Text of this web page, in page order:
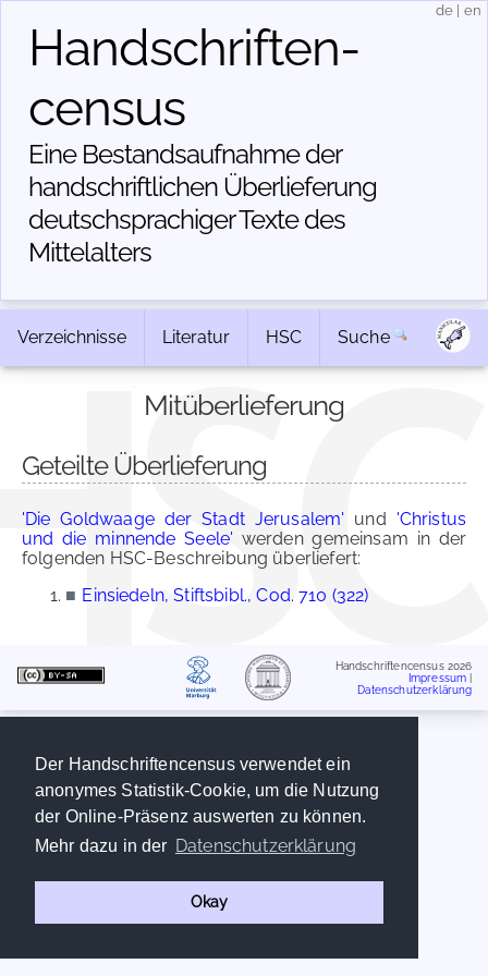
Der Handschriftencensus verwendet ein
anonymes Statistik-Cookie, um die Nutzung
der Online-Präsenz auswerten zu können.
Mehr dazu in der Datenschutzerklärung
Okay
Handschriften­
census
Eine Bestandsaufnahme der
handschriftlichen Über­lieferung
deutschsprachiger Texte des
Mittelalters
de en
Verzeichnisse Literatur HSC Suche
Mitüberlieferung
Geteilte Überlieferung
'Die Goldwaage der Stadt Jerusalem' und 'Christus
und die minnende Seele' werden gemeinsam in der
folgenden HSC-Beschreibung überliefert:
■ Einsiedeln, Stiftsbibl., Cod. 710 (322)
Handschriftencensus 2026
Impressum
Datenschutzerklärung